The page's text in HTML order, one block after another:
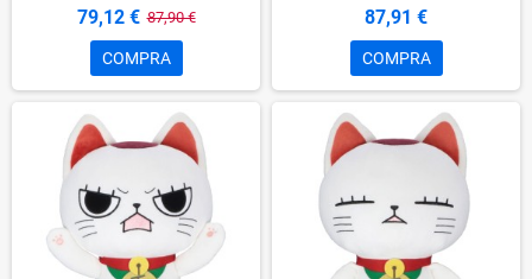
79,12 € 87,90 €
COMPRA
87,91 €
COMPRA